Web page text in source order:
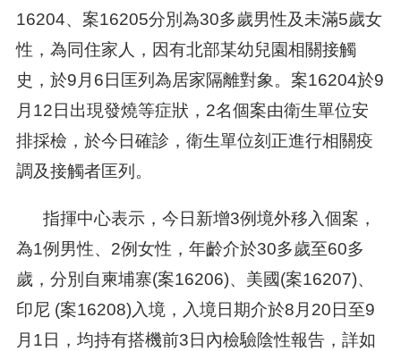
16204、案16205分別為30多歲男性及未滿5歲女
性，為同住家人，因有北部某幼兒園相關接觸
史，於9月6日匡列為居家隔離對象。案16204於9
月12日出現發燒等症狀，2名個案由衛生單位安
排採檢，於今日確診，衛生單位刻正進行相關疫
調及接觸者匡列。
指揮中心表示，今日新增3例境外移入個案，
為1例男性、2例女性，年齡介於30多歲至60多
歲，分別自柬埔寨(案16206)、美國(案16207)、
印尼 (案16208)入境，入境日期介於8月20日至9
月1日，均持有搭機前3日內檢驗陰性報告，詳如